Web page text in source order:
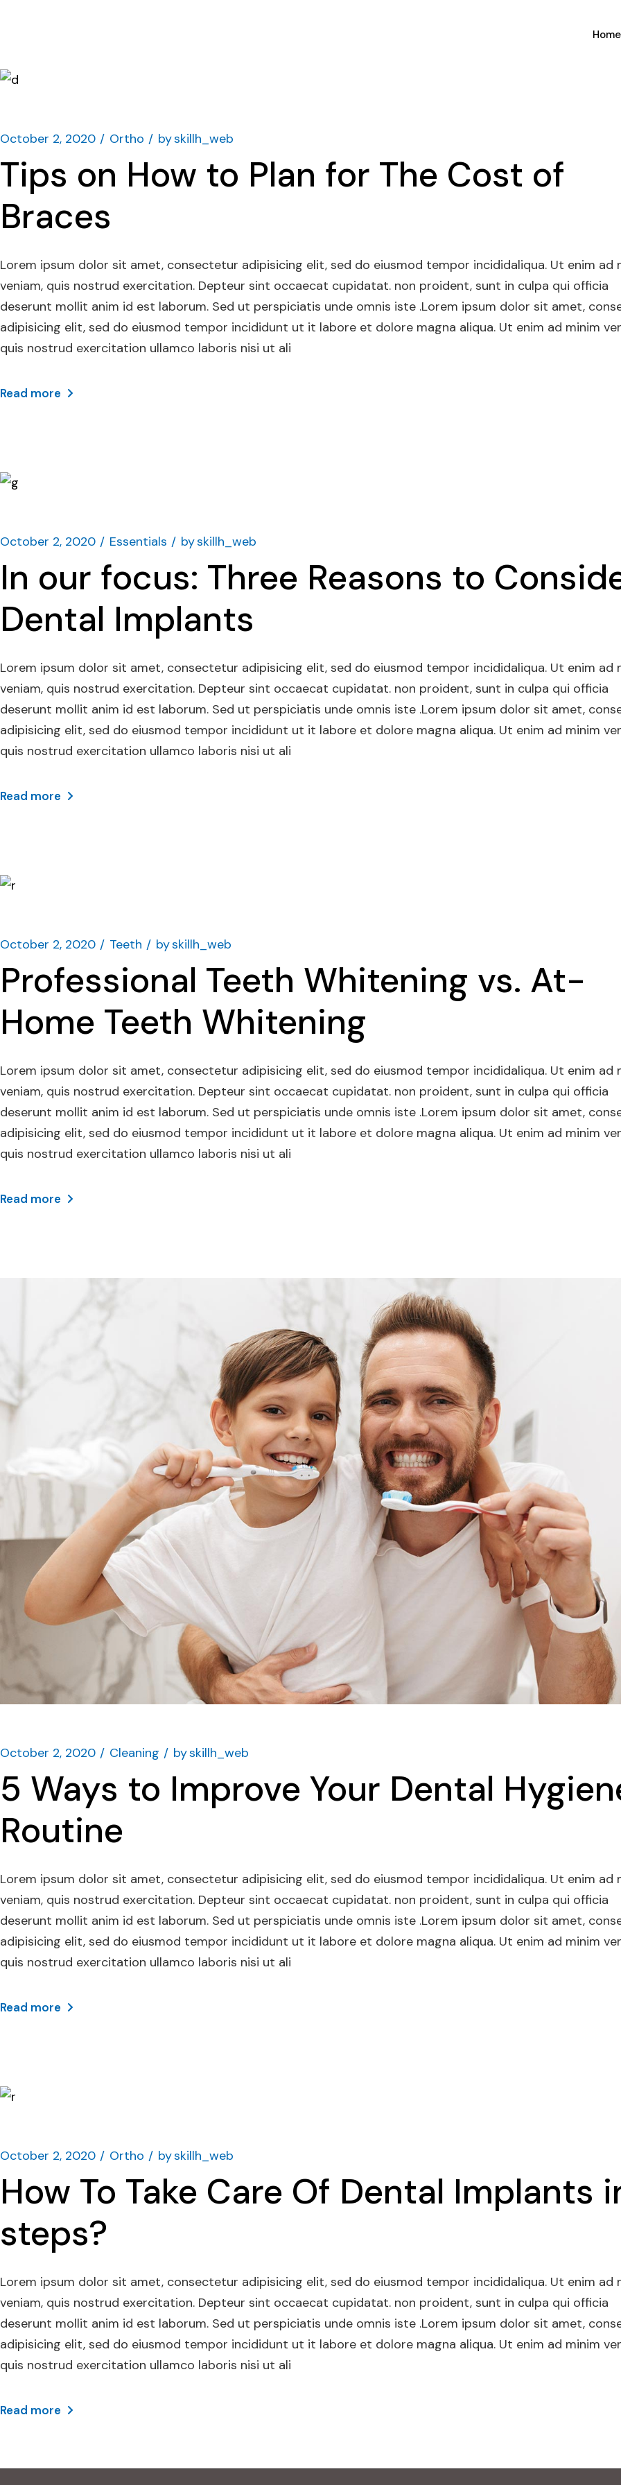
Home
October 2, 2020 Ortho byskillh_web
Tips on How to Plan for The Cost of
Braces
Lorem ipsum dolor sit amet, consectetur adipisicing elit, sed do eiusmod tempor incididaliqua. Ut enim ad
veniam, quis nostrud exercitation. Depteur sint occaecat cupidatat. non proident, sunt in culpa qui officia
deserunt mollit anim id est laborum. Sed ut perspiciatis unde omnis iste .Lorem ipsum dolor sit amet,
adipisicing elit, sed do eiusmod tempor incididunt ut it labore et dolore magna aliqua. Ut enim ad minim
quis nostrud exercitation ullamco laboris nisi ut ali
Read more
October 2, 2020 Essentials byskillh_web
In our focus: Three Reasons to
Dental Implants
Lorem ipsum dolor sit amet, consectetur adipisicing elit, sed do eiusmod tempor incididaliqua. Ut enim ad
veniam, quis nostrud exercitation. Depteur sint occaecat cupidatat. non proident, sunt in culpa qui officia
deserunt mollit anim id est laborum. Sed ut perspiciatis unde omnis iste .Lorem ipsum dolor sit amet,
adipisicing elit, sed do eiusmod tempor incididunt ut it labore et dolore magna aliqua. Ut enim ad minim
quis nostrud exercitation ullamco laboris nisi ut ali
Read more
October 2, 2020 Teeth byskillh_web
Professional Teeth Whitening vs. At-
Home Teeth Whitening
Lorem ipsum dolor sit amet, consectetur adipisicing elit, sed do eiusmod tempor incididaliqua. Ut enim ad
veniam, quis nostrud exercitation. Depteur sint occaecat cupidatat. non proident, sunt in culpa qui officia
deserunt mollit anim id est laborum. Sed ut perspiciatis unde omnis iste .Lorem ipsum dolor sit amet,
adipisicing elit, sed do eiusmod tempor incididunt ut it labore et dolore magna aliqua. Ut enim ad minim
quis nostrud exercitation ullamco laboris nisi ut ali
Read more
October 2, 2020 Cleaning byskillh_web
5 Ways to Improve Your Dental
Routine
Lorem ipsum dolor sit amet, consectetur adipisicing elit, sed do eiusmod tempor incididaliqua. Ut enim ad
veniam, quis nostrud exercitation. Depteur sint occaecat cupidatat. non proident, sunt in culpa qui officia
deserunt mollit anim id est laborum. Sed ut perspiciatis unde omnis iste .Lorem ipsum dolor sit amet,
adipisicing elit, sed do eiusmod tempor incididunt ut it labore et dolore magna aliqua. Ut enim ad minim
quis nostrud exercitation ullamco laboris nisi ut ali
Read more
October 2, 2020 Ortho byskillh_web
How To Take Care Of Dental Implants
steps?
Lorem ipsum dolor sit amet, consectetur adipisicing elit, sed do eiusmod tempor incididaliqua. Ut enim ad
veniam, quis nostrud exercitation. Depteur sint occaecat cupidatat. non proident, sunt in culpa qui officia
deserunt mollit anim id est laborum. Sed ut perspiciatis unde omnis iste .Lorem ipsum dolor sit amet,
adipisicing elit, sed do eiusmod tempor incididunt ut it labore et dolore magna aliqua. Ut enim ad minim
quis nostrud exercitation ullamco laboris nisi ut ali
Read more